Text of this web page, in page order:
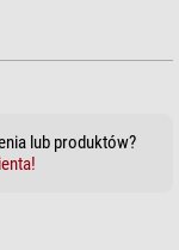
lub produktów?